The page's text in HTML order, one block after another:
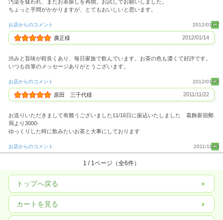
汚染を疑われ、またお茶探しを再開。お試しでお願いしました。
ちょっと手間がかかりますが、とてもおいしいと思います。
お店からのコメント 2012/01/17
廣正様 2012/01/14
渋みと旨味が程良くあり、毎日家族で飲んでいます。お茶の色も濃くて好評です。
いつも自筆のメッセージありがとうございます。
お店からのコメント 2012/01/16
原田 三千代様 2011/11/22
お送りいただきまして有難うございました11/16日に振込いたしました 葛飾新宿郵
局より3000-
ゆっくりした時に飲みたいお茶と大事にしております
お店からのコメント 2011/11/23
1 / 1ページ（全6件）
トップへ戻る
カートを見る